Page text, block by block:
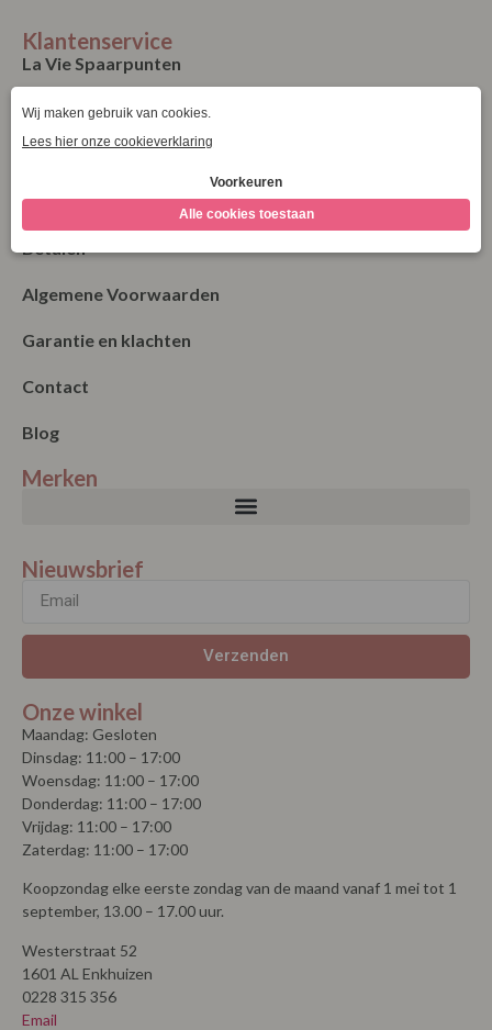
Klantenservice
La Vie Spaarpunten
Verzending & Levering
Retourneren
Bestellen
Algemene Voorwaarden
Garantie en klachten
Contact
Blog
Merken
Nieuwsbrief
Verzenden
Onze winkel
Maandag: Gesloten
Dinsdag: 11:00 – 17:00
Woensdag: 11:00 – 17:00
Donderdag: 11:00 – 17:00
Vrijdag: 11:00 – 17:00
Zaterdag: 11:00 – 17:00
Koopzondag elke eerste zondag van de maand vanaf 1 mei tot 1
september, 13.00 – 17.00 uur.
Westerstraat 52
1601 AL Enkhuizen
0228 315 356
Email